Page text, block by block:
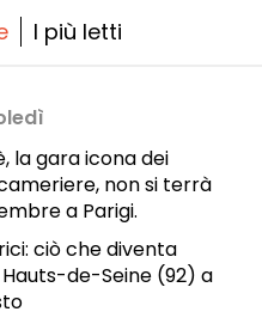
I più letti
la gara icona dei
non si terrà
a Parigi.
ciò che diventa
de-Seine (92) a